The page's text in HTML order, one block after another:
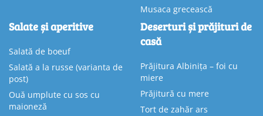
Musaca grecească
Salate și aperitive
Salată de boeuf
Salată a la russe (varianta de
post)
Ouă umplute cu sos cu
maioneză
Deserturi și prăjituri de
casă
Prăjitura Albinița – foi cu
miere
Prăjitură cu mere
Tort de zahăr ars